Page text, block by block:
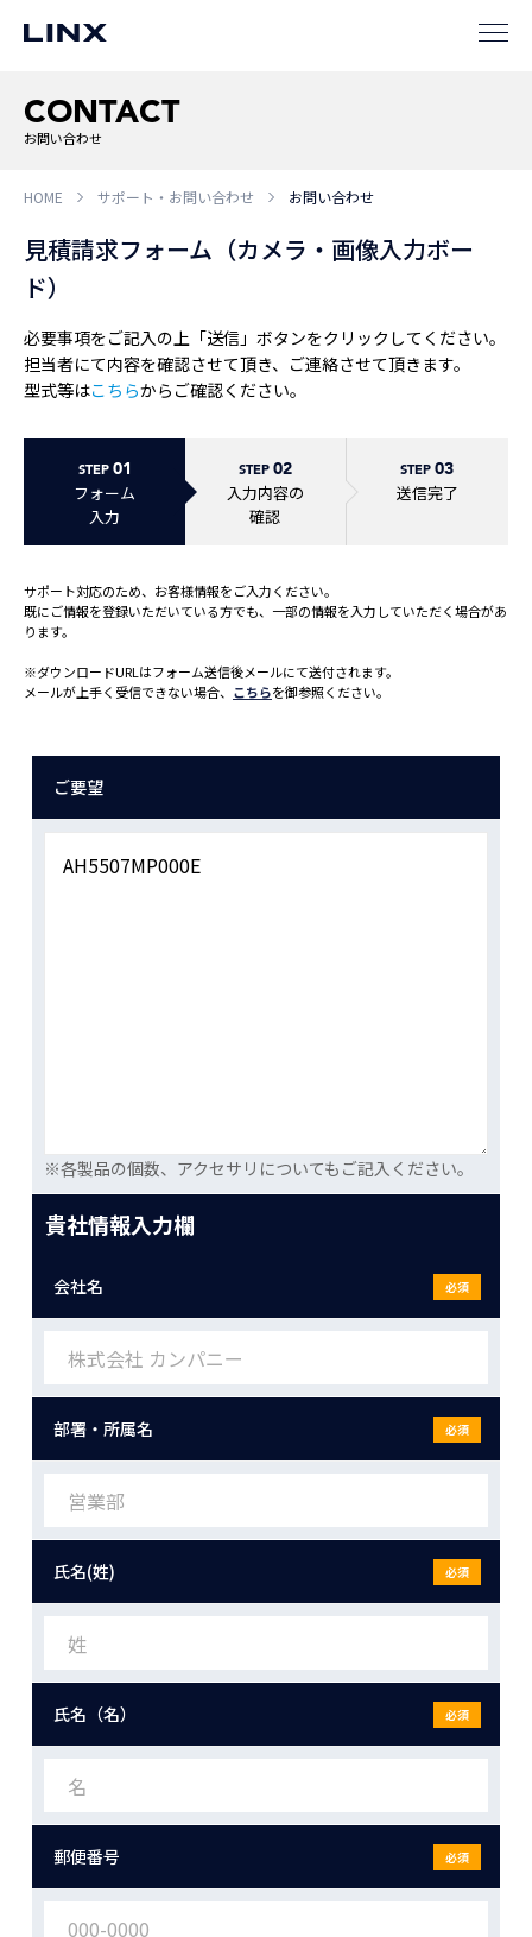
企業情報
CONTACT
お問い合わせ
HOME サポート・お問い合わせ お問い合わせ
見積請求フォーム（カメラ・画像入力ボー
ド）
必要事項をご記入の上「送信」ボタンをクリックしてください。
担当者にて内容を確認させて頂き、ご連絡させて頂きます。
型式等はこちらからご確認ください。
STEP 01
フォーム
入力
STEP 02
入力内容の
確認
STEP 03
送信完了
サポート対応のため、お客様情報をご入力ください。
既にご情報を登録いただいている方でも、一部の情報を入力していただく場合があ
ります。
※ダウンロードURLはフォーム送信後メールにて送付されます。
メールが上手く受信できない場合、 こちらを御参照ください。
ご要望
※各製品の個数、アクセサリについてもご記入ください。
貴社情報入力欄
会社名 必須
部署・所属名 必須
氏名(姓) 必須
氏名（名） 必須
郵便番号 必須